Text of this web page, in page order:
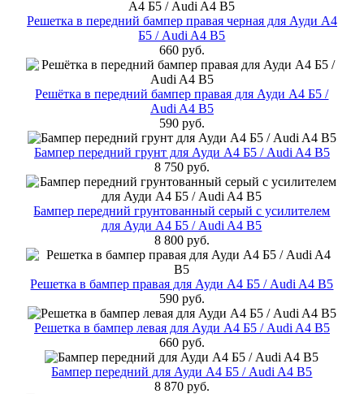
Решетка в передний бампер правая черная для Ауди А4
Б5 / Audi A4 B5
660 руб.
Решётка в передний бампер правая для Ауди А4 Б5 /
Audi A4 B5
590 руб.
Бампер передний грунт для Ауди А4 Б5 / Audi A4 B5
8 750 руб.
Бампер передний грунтованный серый с усилителем
для Ауди А4 Б5 / Audi A4 B5
8 800 руб.
Решетка в бампер правая для Ауди А4 Б5 / Audi A4 B5
590 руб.
Решетка в бампер левая для Ауди А4 Б5 / Audi A4 B5
660 руб.
Бампер передний для Ауди А4 Б5 / Audi A4 B5
8 870 руб.